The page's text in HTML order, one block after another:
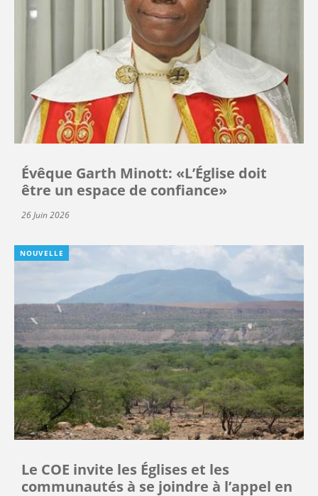
Évêque Garth Minott: «L’Église doit
être un espace de confiance»
26 Juin 2026
NOUVELLE
Le COE invite les Églises et les
communautés à se joindre à l’appel en